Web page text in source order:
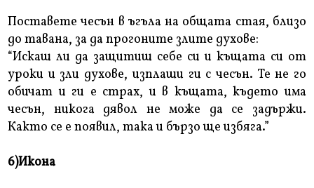
Поставете чесън в ъгъла на общата стая, близо
до тавана, за да прогоните злите духове:
“Искаш ли да защитиш себе си и къщата си от
уроки и зли духове, изплаши ги с чесън. Те не го
обичат и ги е страх, и в къщата, където има
чесън, никога дявол не може да се задържи.
Както се е появил, така и бързо ще избяга.”
6)Икона